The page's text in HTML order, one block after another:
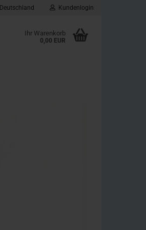
Deutschland Kundenlogin
Ihr Warenkorb
0,00 EUR